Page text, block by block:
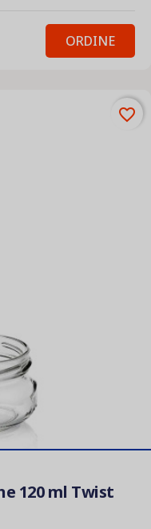
ORDINE
120 ml Twist
favorite_border